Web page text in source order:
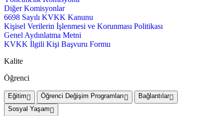
Diğer Komisyonlar
6698 Sayılı KVKK Kanunu
Kişisel Verilerin İşlenmesi ve Korunması Politikası
Genel Aydınlatma Metni
KVKK İlgili Kişi Başvuru Formu
Kalite
Öğrenci
Eğitim Öğrenci Değişim Programları
Bağlantılar
Sosyal Yaşam